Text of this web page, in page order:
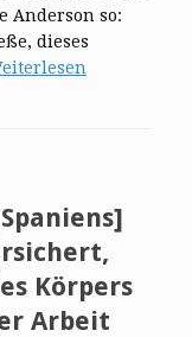
Anderson so:
dieses
Körpers
Arbeit